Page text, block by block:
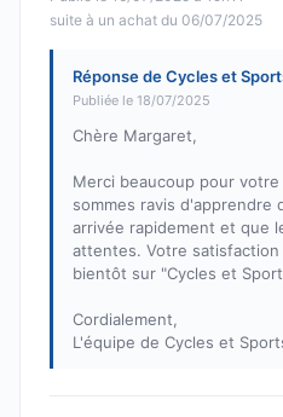
suite à un achat du 06/07/2025
Réponse de Cycles et
Publiée le 18/07/2025
Chère Margaret,
Merci beaucoup pour
sommes ravis d'apprendre
arrivée rapidement et que
attentes. Votre
bientôt sur "Cycles et
Cordialement,
L'équipe de Cycles et